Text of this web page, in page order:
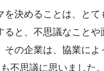
を決めることは、と
ると、不思議なこと
その企業は、協業に
不思議に思いました